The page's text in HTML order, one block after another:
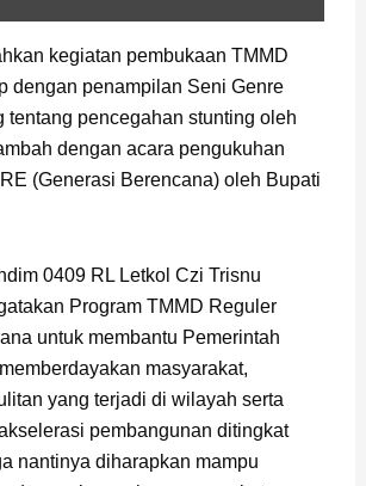
kegiatan pembukaan TMMD
dengan penampilan Seni Genre
tentang pencegahan stunting oleh
dengan acara pengukuhan
(Generasi Berencana) oleh Bupati
0409 RL Letkol Czi Trisnu
Program TMMD Reguler
untuk membantu Pemerintah
masyarakat,
yang terjadi di wilayah serta
pembangunan ditingkat
nantinya diharapkan mampu